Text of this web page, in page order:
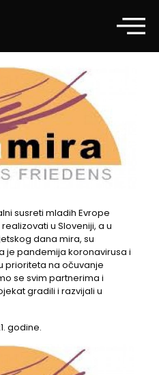
susreti mladih Evrope
u Sloveniji, a u
dana mira, su
je pandemija koronavirusa i
prioriteta na očuvanje
se svim partnerima i
gradili i razvijali u
godine.